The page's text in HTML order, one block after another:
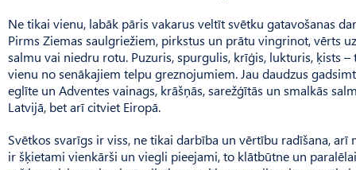
Ne tikai vienu, labāk pāris vakarus veltīt svētku gatavošanas
Pirms Ziemas saulgriežiem, pirkstus un prātu vingrinot, vērts
salmu vai niedru rotu. Puzuris, spurgulis, krīģis, lukturis, ķists –
vienu no senākajiem telpu greznojumiem. Jau daudzus
eglīte un Adventes vainags, krāšņās, sarežģītās un smalkās
Latvijā, bet arī citviet Eiropā.
Svētkos svarīgs ir viss, ne tikai darbība un vērtību radīšana, arī
ir šķietami vienkārši un viegli pieejami, to klātbūtne un